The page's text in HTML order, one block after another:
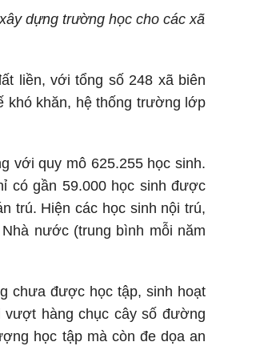
dựng trường học cho các xã
liền, với tổng số 248 xã biên
khó khăn, hệ thống trường lớp
với quy mô 625.255 học sinh.
có gần 59.000 học sinh được
trú. Hiện các học sinh nội trú,
nước (trung bình mỗi năm
chưa được học tập, sinh hoạt
hàng chục cây số đường
học tập mà còn đe dọa an